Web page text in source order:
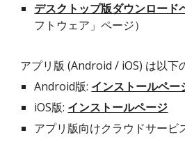
デスクトップ版ダウンロード
フトウェア」ページ）
アプリ版 (Android / iOS) は以下
Android版: インストールペー
iOS版: インストールページ
アプリ版向けクラウドサービ